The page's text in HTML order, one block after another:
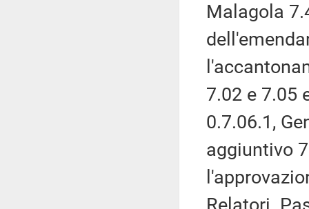
Malagola
7.02 e 7.05
0.7.06.1,
aggiuntivo